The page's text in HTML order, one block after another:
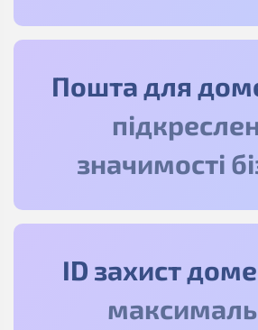
Пошта для
значимості
ID захист